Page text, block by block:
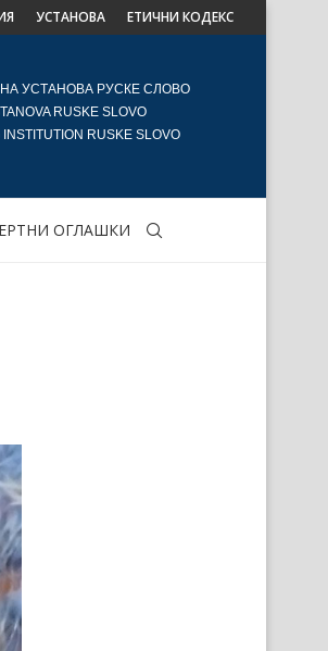
УСТАНОВА ЕТИЧНИ КОДЕКС
УСТАНОВА РУСКЕ СЛОВО
RUSKE SLOVO
RUSKE SLOVO
ОГЛАШКИ